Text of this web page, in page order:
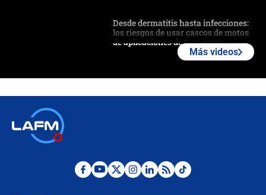
Desde dermatitis hasta infecciones:
los riesgos de usar cascos de motos
de aplicaciones de transporte
Posesión de Abelardo De La Espriella
Más videos